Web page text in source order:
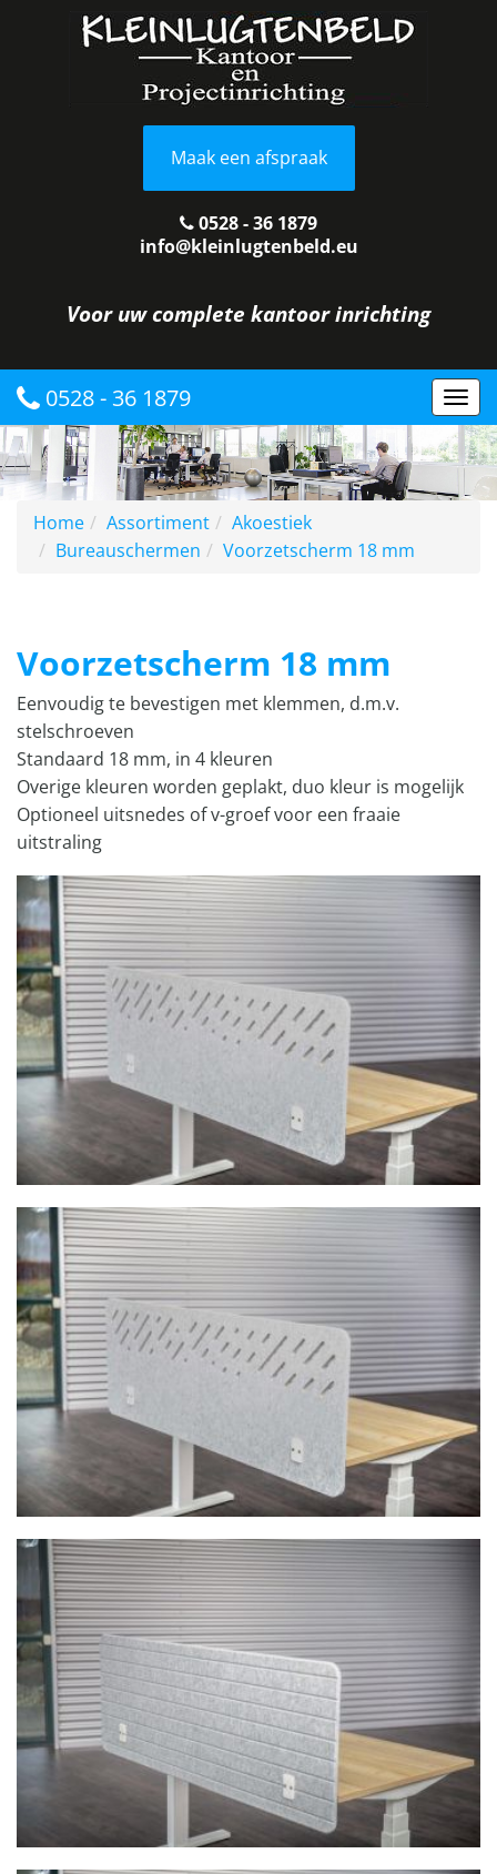
Maak een afspraak
0528 - 36 1879
info@kleinlugtenbeld.eu
Voor uw complete kantoor inrichting
0528 - 36 1879
Home Assortiment
Akoestiek
Bureauschermen
Voorzetscherm 18 mm
Voorzetscherm 18 mm
Eenvoudig te bevestigen met klemmen, d.m.v.
stelschroeven
Standaard 18 mm, in 4 kleuren
Overige kleuren worden geplakt, duo kleur is mogelijk
Optioneel uitsnedes of v-groef voor een fraaie
uitstraling